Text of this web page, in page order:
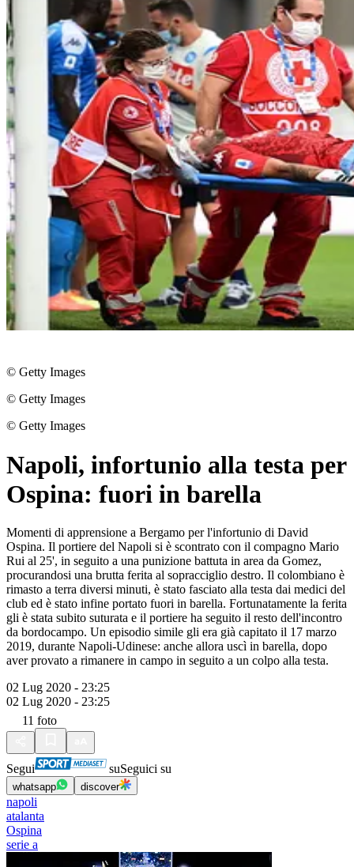
© Getty Images
© Getty Images
© Getty Images
Napoli, infortunio alla testa per
Ospina: fuori in barella
Momenti di apprensione a Bergamo per l'infortunio di David
Ospina. Il portiere del Napoli si è scontrato con il compagno Mario
Rui al 25', in seguito a una punizione battuta in area da Gomez,
procurandosi una brutta ferita al sopracciglio destro. Il colombiano è
rimasto a terra diversi minuti, è stato fasciato alla testa dai medici del
club ed è stato infine portato fuori in barella. Fortunatamente la ferita
gli è stata subito suturata e il portiere ha seguito il resto dell'incontro
da bordocampo. Un episodio simile gli era già capitato il 17 marzo
2019, durante Napoli-Udinese: anche allora uscì in barella, dopo
aver provato a rimanere in campo in seguito a un colpo alla testa.
02 Lug 2020 - 23:25
02 Lug 2020 - 23:25
11 foto
Segui suSeguici su
whatsapp discover
napoli
atalanta
Ospina
serie a